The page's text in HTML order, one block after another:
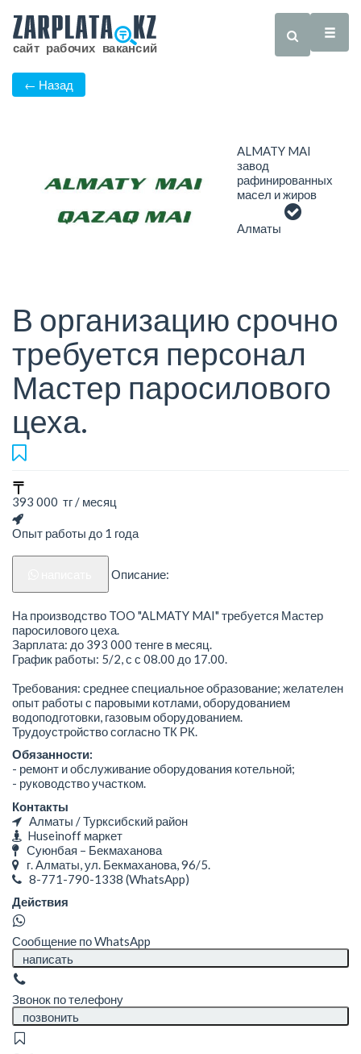
← Назад
ALMATY MAI
завод
рафинированных
масел и жиров
Алматы
В организацию срочно
требуется персонал
Мастер паросилового
цеха.
393 000 тг / месяц
Опыт работы до 1 года
Описание:
На производство TOO "ALMATY MAI" требуется Мастер
паросилового цеха.
Зарплата: до 393 000 тенге в месяц.
График работы: 5/2, с с 08.00 до 17.00.
Требования: среднее специальное образование; желателен
опыт работы с паровыми котлами, оборудованием
водоподготовки, газовым оборудованием.
Трудоустройство согласно ТК РК.
Обязанности:
- ремонт и обслуживание оборудования котельной;
- руководство участком.
Контакты
Алматы / Турксибский район
Huseinoff маркет
Суюнбая – Бекмаханова
г. Алматы, ул. Бекмаханова, 96/5.
8-771-790-1338 (WhatsApp)
Действия
Сообщение по WhatsApp
написать
Звонок по телефону
позвонить